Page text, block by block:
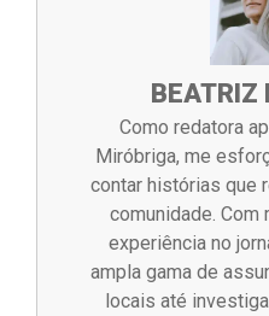
BEATRIZ
Como redatora
Miróbriga, me
contar histórias que
comunidade. Com
experiência no
ampla gama de
locais até